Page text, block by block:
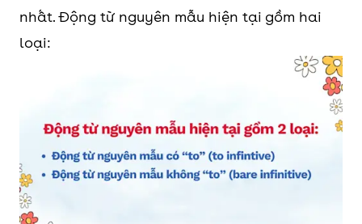
nhất. Động từ nguyên mẫu hiện tại gồm hai
loại: